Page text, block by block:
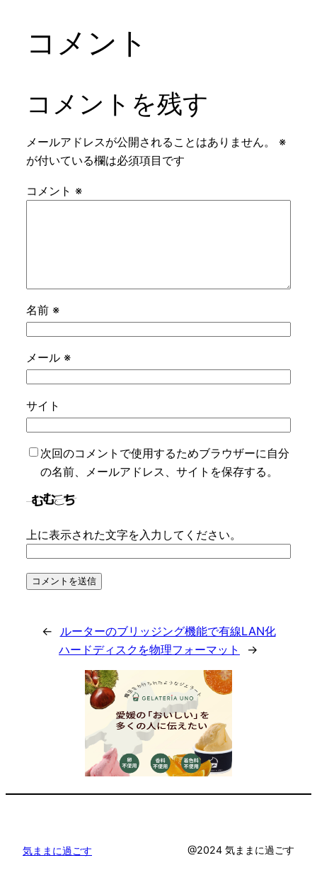
コメント
コメントを残す
メールアドレスが公開されることはありません。
※
が付いている欄は必須項目です
コメント ※
名前 ※
メール ※
サイト
次回のコメントで使用するためブラウザーに自分
の名前、メールアドレス、サイトを保存する。
上に表示された文字を入力してください。
←
ルーターのブリッジング機能で有線LAN化
ハードディスクを物理フォーマット
→
気ままに過ごす @2024 気ままに過ごす